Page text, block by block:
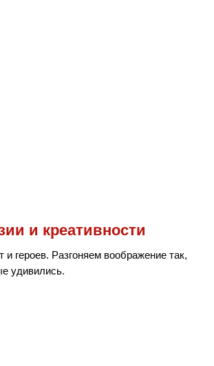
и креативности
героев. Разгоняем воображение так,
удивились.